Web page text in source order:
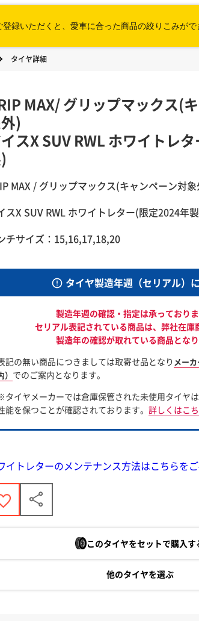
登録いただくと、愛車に合った商品の絞りこみがで
タイヤ詳細
MAX/グリップマックス(
)
スX SUV RWL ホワイトレ
MAX / グリップマックス(キャンペーン対
スX SUV RWL ホワイトレター(限定2024年
チサイズ：15,16,17,18,20
タイヤ製造年週（セリアル）
製造年週の確認・指定は承っており
セリアル表記されている商品は、 弊社在庫
製造年の確認が取れている商品とな
記の無い商品につきましては取寄せ品となり メー
） でのご案内となります。
タイヤメーカーでは倉庫保管された未使用タイヤ
能を保つことが確認されております。 詳しくはこ
イトレターのメンテナンス方法はこちらを
このタイヤをセットで購入す
他のタイヤを選ぶ